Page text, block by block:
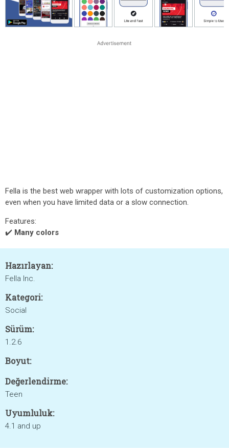
Fella is the best web wrapper with lots of customization options,
even when you have limited data or a slow connection.
Features:
✔️️ Many colors
Hazırlayan:
Fella Inc.
Kategori:
Social
Sürüm:
1.2.6
Boyut:
Değerlendirme:
Teen
Uyumluluk:
4.1 and up